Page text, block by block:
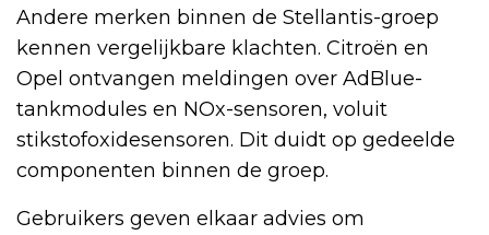
Andere merken binnen de Stellantis-groep
kennen vergelijkbare klachten. Citroën en
Opel ontvangen meldingen over AdBlue-
tankmodules en NOx-sensoren, voluit
stikstofoxidesensoren. Dit duidt op gedeelde
componenten binnen de groep.
Gebruikers geven elkaar advies om